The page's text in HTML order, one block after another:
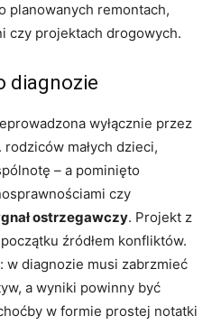
planowanych remontach,
czy projektach drogowych.
diagnozie
wyłącznie przez
małych dzieci,
– a pominięto
czy
ostrzegawczy. Projekt z
źródłem konfliktów.
w diagnozie musi zabrzmieć
a wyniki powinny być
w formie prostej notatki